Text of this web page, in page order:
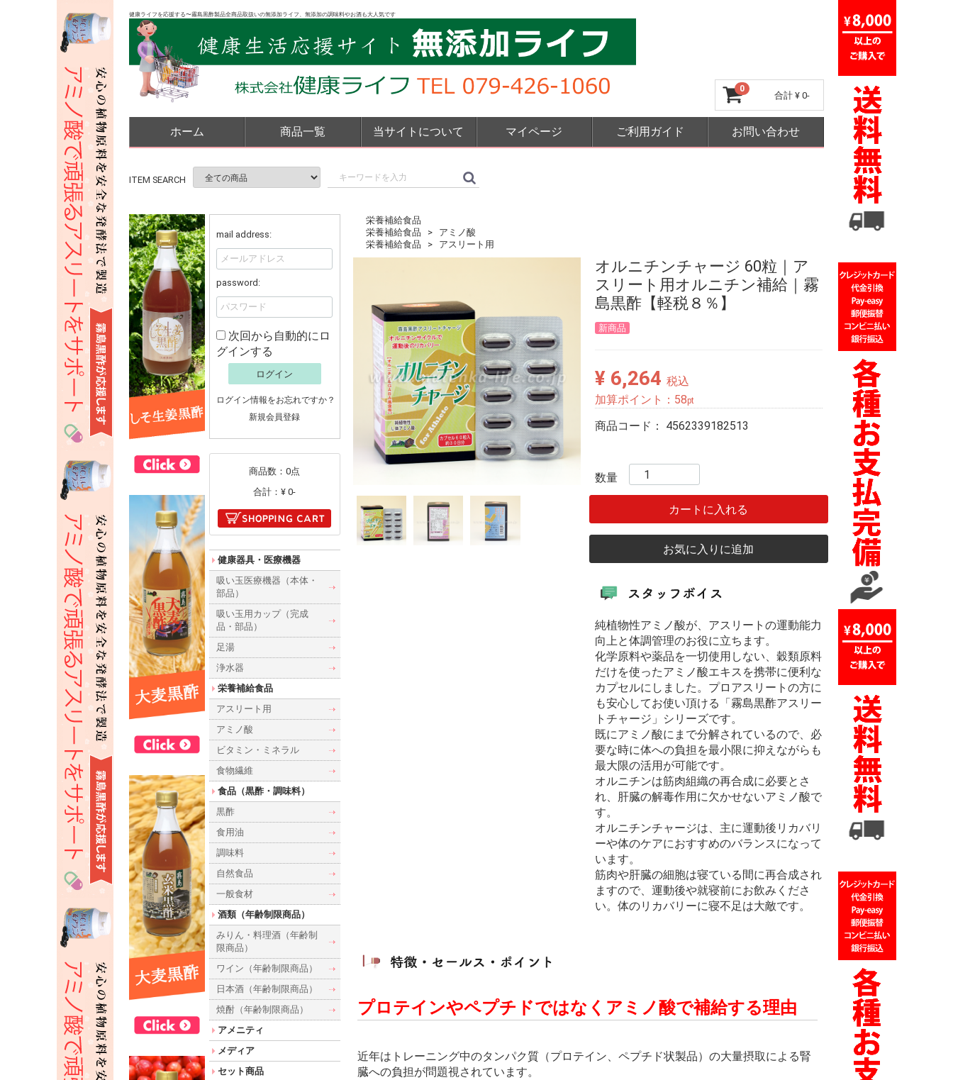
健康ライフを応援する〜霧島黒酢製品全商品取扱いの無添加ライフ、無添加の調味料やお酒も大人気です
ホーム 商品一覧 当サイトについて マイページ ご利用ガイド お問い合わせ
ITEM SEARCH
栄養補給食品
栄養補給食品
アミノ酸
栄養補給食品
アスリート用
オルニチンチャージ 60粒｜ア
スリート用オルニチン補給｜霧
島黒酢【軽税８％】
新商品
¥ 6,264 税込
加算ポイント： 58pt
商品コード： 4562339182513
数量
カートに入れる
お気に入りに追加
純植物性アミノ酸が、アスリートの運動能力
向上と体調管理のお役に立ちます。
化学原料や薬品を一切使用しない、穀類原料
だけを使ったアミノ酸エキスを携帯に便利な
カプセルにしました。プロアスリートの方に
も安心してお使い頂ける「霧島黒酢アスリー
トチャージ」シリーズです。
既にアミノ酸にまで分解されているので、必
要な時に体への負担を最小限に抑えながらも
最大限の活用が可能です。
オルニチンは筋肉組織の再合成に必要とさ
れ、肝臓の解毒作用に欠かせないアミノ酸で
す。
オルニチンチャージは、主に運動後リカバリ
ーや体のケアにおすすめのバランスになって
います。
筋肉や肝臓の細胞は寝ている間に再合成され
ますので、運動後や就寝前にお飲みくださ
い。体のリカバリーに寝不足は大敵です。
プロテインやペプチドではなくアミノ酸で補給する理由
近年はトレーニング中のタンパク質（プロテイン、ペプチド状製品）の大量摂取による腎
臓への負担が問題視されています。
mail address:
password:
次回から自動的にロ
グインする
ログイン
ログイン情報をお忘れですか？
新規会員登録
0
合計¥ 0-
商品数：0点
合計：¥ 0-
健康器具・医療機器
吸い玉医療機器（本体・
部品）
吸い玉用カップ（完成
品・部品）
足湯
浄水器
栄養補給食品
アスリート用
アミノ酸
ビタミン・ミネラル
食物繊維
食品（黒酢・調味料）
黒酢
食用油
調味料
自然食品
一般食材
酒類（年齢制限商品）
みりん・料理酒（年齢制
限商品）
ワイン（年齢制限商品）
日本酒（年齢制限商品）
焼酎（年齢制限商品）
アメニティ
メディア
セット商品